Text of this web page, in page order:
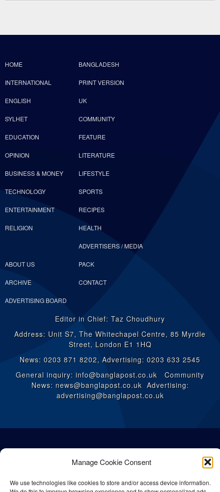
Manage Cookie Consent
We use technologies like cookies to store and/or access device information.
HOME BANGLADESH
INTERNATIONAL PRINT VERSION
ENGLISH UK
SYLHET COMMUNITY
EDUCATION FEATURE
OPINION LITERATURE
BUSINESS & MONEY LIFESTYLE
TECHNOLOGY SPORTS
ENTERTAINMENT RECIPES
RELIGION HEALTH
ABOUT US
ADVERTISERS / MEDIA
PACK
ARCHIVE CONTACT
ADVERTISING BOARD
Editor in Chief: Taz Choudhury
Address: Unit S7, The Whitechapel Centre, 85 Myrdle
Street, London E1 1HQ
News: 0203 871 8202, Advertising: 0203 633 2545
General inquiry: info@banglapost.co.uk Community
News: news@banglapost.co.uk Advertising:
advertising@banglapost.co.uk